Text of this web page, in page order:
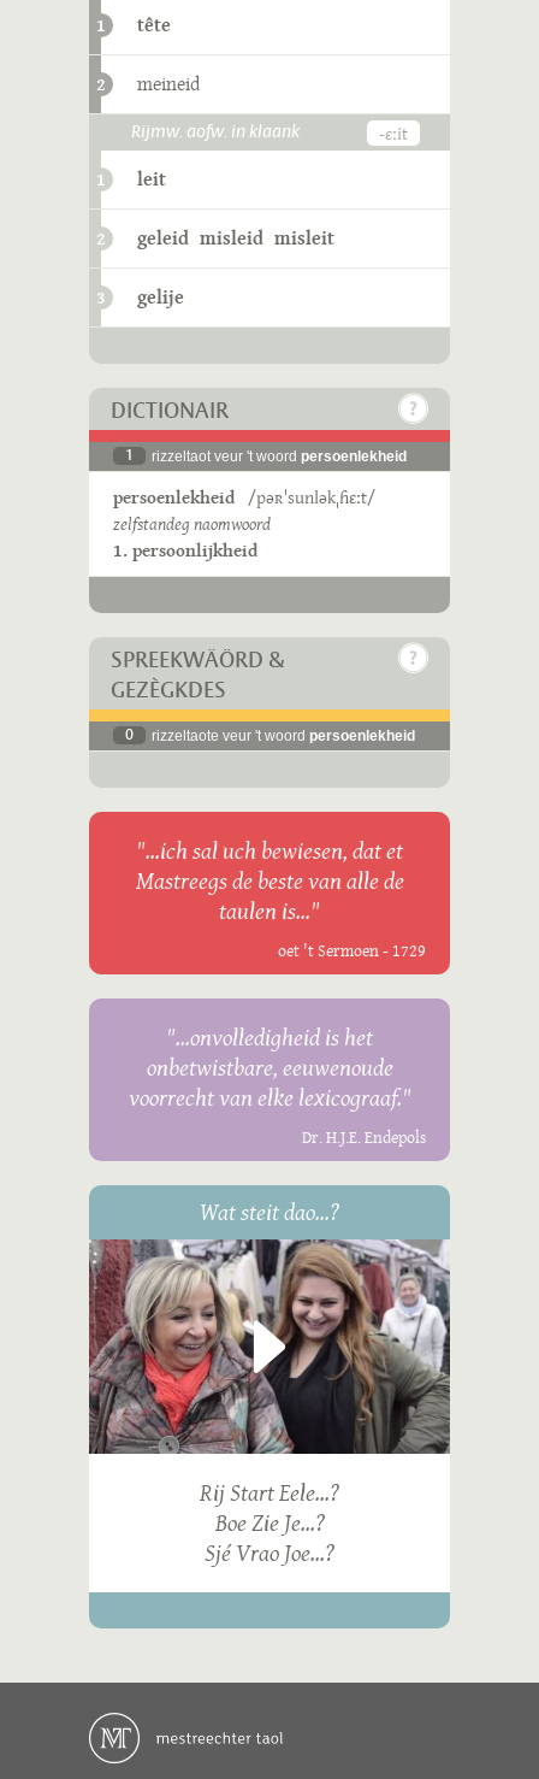
1 tête
2 meineid
Rijmw. aofw. in klaank -ɛːit
1 leit
2 geleid misleid misleit
3 gelije
DICTIONAIR
1 rizzeltaot veur 't woord persoenlekheid
persoenlekheid /pəʀˈsunləkˌɦɛːt/
zelfstandeg naomwoord
1. persoonlijkheid
SPREEKWÄÖRD &
GEZÈGKDES
0 rizzeltaote veur 't woord persoenlekheid
"...ich sal uch bewiesen, dat et
Mastreegs de beste van alle de
taulen is..."
oet 't Sermoen - 1729
"...onvolledigheid is het
onbetwistbare, eeuwenoude
voorrecht van elke lexicograaf."
Dr. H.J.E. Endepols
Wat steit dao...?
Rij Start Eele...?
Boe Zie Je...?
Sjé Vrao Joe...?